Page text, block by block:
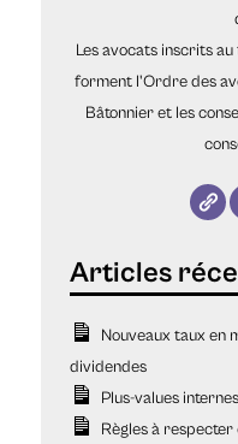
Les avocats inscrits
forment l'Ordre des
Bâtonnier et les
Nouveaux taux en
dividendes
Plus-values
Règles à